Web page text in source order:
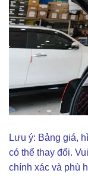
Lưu ý: Bảng giá,
có thể thay đổi.
chính xác và phù